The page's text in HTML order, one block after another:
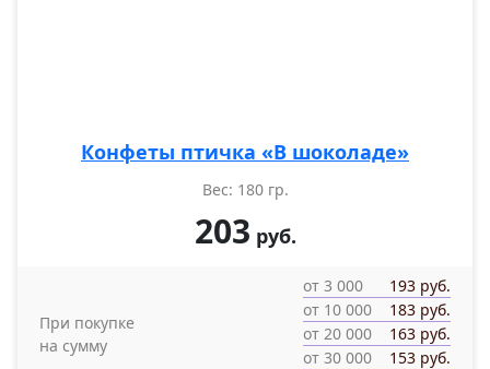
Конфеты птичка «В шоколаде»
Вес: 180 гр.
203 руб.
При покупке
на сумму
от 3 000
193 руб.
от 10 000
183 руб.
от 20 000
163 руб.
от 30 000
153 руб.